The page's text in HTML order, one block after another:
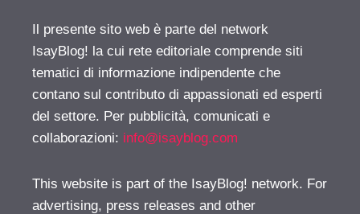
Il presente sito web è parte del network
IsayBlog! la cui rete editoriale comprende siti
tematici di informazione indipendente che
contano sul contributo di appassionati ed esperti
del settore. Per pubblicità, comunicati e
collaborazioni: info@isayblog.com
This website is part of the IsayBlog! network. For
advertising, press releases and other